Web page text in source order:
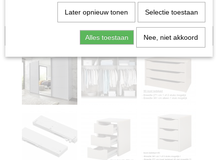
Aanbieding
Later opnieuw tonen Selectie toestaan
Alles toestaan Nee, niet akkoord